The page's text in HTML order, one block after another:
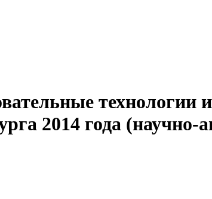
2014 года (научно-